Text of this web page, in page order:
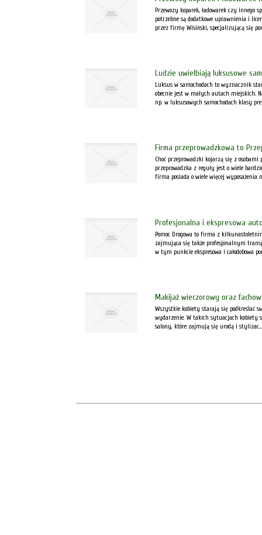
Przewozy koparek, ładowarek czy innego
potrzebne są dodatkowe uprawnienia i
przez firmę Wisiński, specjalizującą się
Ludzie uwielbiają luksusowe
Luksus w samochodach to wyznacznik
obecnie jest w małych autach miejskich.
np. w luksusowych samochodach klasy
Firma przeprowadzkowa to
Choć przeprowadzki kojarzą się z
przeprowadzka z reguły jest o wiele
firma posiada o wiele więcej wyposażenia
Profesjonalna i ekspresowa
Pomoc Drogowa to firma z
zajmująca się także profesjonalnym
w tym punkcie ekspresowa i całodobowa
Makijaż wieczorowy oraz
Wszystkie kobiety starają się podkreślać
wydarzenie. W takich sytuacjach kobiety
salony, które zajmują się urodą i stylizac...